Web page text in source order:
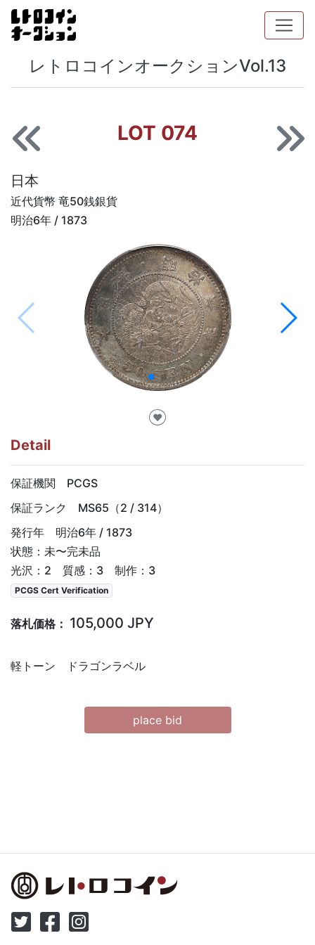
レトロコインオークションVol.13
LOT 074
日本
近代貨幣 竜50銭銀貨
明治6年 / 1873
♥
Detail
保証機関 PCGS
保証ランク MS65（2 / 314）
発行年 明治6年 / 1873
状態：未〜完未品
光沢：2 質感：3 制作：3
PCGS Cert Verification
落札価格： 105,000 JPY
軽トーン ドラゴンラベル
place bid